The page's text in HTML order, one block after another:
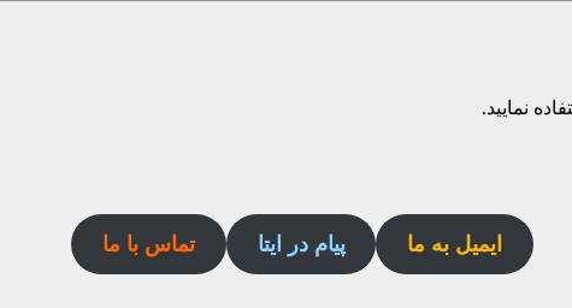
نمایید.
ایمیل به ما پیام در ایتا تماس با ما